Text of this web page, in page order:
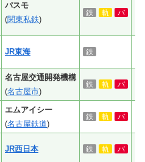
パスモ
(関東私鉄)
鉄 軌 バ
JR東海 鉄
名古屋交通開発機構
(名古屋市)
鉄 軌 バ
エムアイシー
(名古屋鉄道)
鉄 軌 バ
JR西日本 鉄 軌 バ